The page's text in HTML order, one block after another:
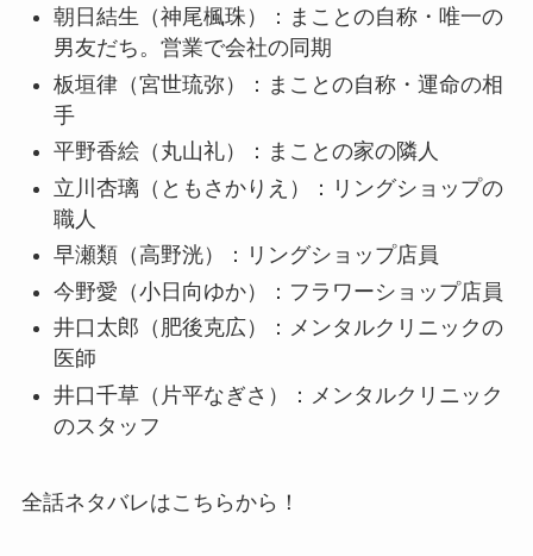
朝日結生（神尾楓珠）：まことの自称・唯一の
男友だち。営業で会社の同期
板垣律（宮世琉弥）：まことの自称・運命の相
手
平野香絵（丸山礼）：まことの家の隣人
立川杏璃（ともさかりえ）：リングショップの
職人
早瀬類（高野洸）：リングショップ店員
今野愛（小日向ゆか）：フラワーショップ店員
井口太郎（肥後克広）：メンタルクリニックの
医師
井口千草（片平なぎさ）：メンタルクリニック
のスタッフ
全話ネタバレはこちらから！